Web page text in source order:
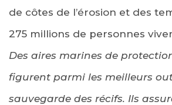
de côtes de l’érosion et des
275 millions de personnes
Des aires marines de
figurent parmi les meilleurs
sauvegarde des récifs. Ils